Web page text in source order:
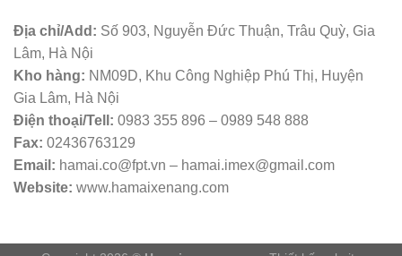
Địa chỉ/Add: Số 903, Nguyễn Đức Thuận, Trâu Quỳ, Gia
Lâm, Hà Nội
Kho hàng: NM09D, Khu Công Nghiệp Phú Thị, Huyện
Gia Lâm, Hà Nội
Điện thoại/Tell: 0983 355 896 – 0989 548 888
Fax: 02436763129
Email: hamai.co@fpt.vn – hamai.imex@gmail.com
Website: www.hamaixenang.com